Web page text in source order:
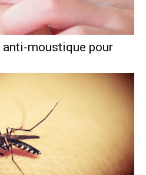
anti-moustique pour